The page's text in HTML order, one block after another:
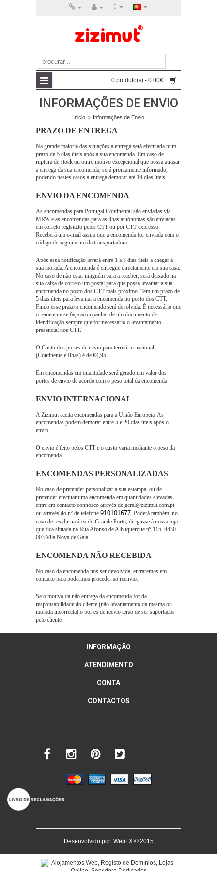
€
0 produto(s) - 0.00€
INFORMAÇÕES DE ENVIO
Inicio » Informações de Envio
PRAZO DE ENTREGA
Na grande maioria das situações a entrega será efectuada num
prazo de 5 dias úteis após a sua encomenda. Em caso de
ruptura de stock ou outro motivo excepcional que possa atrasar
a entrega da sua encomenda, será prontamente informado,
podendo nestes casos a entrega demorar até 14 dias úteis.
ENVIO DA ENCOMENDA
As encomendas para Portugal Continental são enviadas via
MRW e as encomendas para as ilhas autónomas são enviadas
em correio registado pelos CTT ou por CTT expresso.
Receberá um e-mail assim que a encomenda for enviada com o
código de seguimento da transportadora.
Após essa notificação levará entre 1 a 3 dias úteis a chegar à
sua morada. A encomenda é entregue directamente em sua casa.
No caso de não estar ninguém para a receber, será deixado na
sua caixa de correio um postal para que possa levantar a sua
encomenda no posto dos CTT mais próximo. Tem um prazo de
5 dias úteis para levantar a encomenda no posto dos CTT.
Findo esse prazo a encomenda será devolvida. É necessário que
o remetente se faça acompanhar de um documento de
identificação sempre que for necessário o levantamento
presencial nos CTT.
O Custo dos portes de envio para território nacional
(Continente e Ilhas) é de €4,95
Em encomendas em quantidade será gerado um valor dos
portes de envio de acordo com o peso total da encomenda.
ENVIO INTERNACIONAL
A Zizimut aceita encomendas para a União Europeia. As
encomendas podem demorar entre 5 e 20 dias úteis após o
envio.
O envio é feito pelos CTT e o custo varia mediante o peso da
encomenda.
ENCOMENDAS PERSONALIZADAS
No caso de pretender personalizar a sua estampa, ou de
pretender efectuar uma encomenda em quantidades elevadas,
entre em contacto connosco através de geral@zizimut.com.pt
ou através do nº de telefone 910101677 . Poderá também, no
caso de residir na área do Grande Porto, dirigir-se à nossa loja
que fica situada na Rua Afonso de Albuquerque nº 115, 4430-
003 Vila Nova de Gaia.
ENCOMENDA NÃO RECEBIDA
No caso da encomenda nos ser devolvida, entraremos em
contacto para podermos proceder ao reenvio.
Se o motivo da não entrega da encomenda for da
responsabilidade do cliente (não levantamento da mesma ou
morada incorrecta) o portes de reevio terão de ser suportados
pelo cliente.
INFORMAÇÃO
ATENDIMENTO
CONTA
CONTACTOS
Desenvolvido por: WebLX© 2015